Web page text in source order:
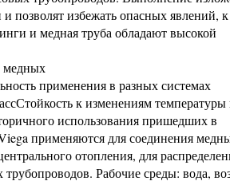
позволят избежать опасных явлений,
и медная труба обладают высокой
медных
применения в разных системах
к изменениям температуры
использования пришедших в
применяются для соединения
отопления, для
Рабочие среды: вода,